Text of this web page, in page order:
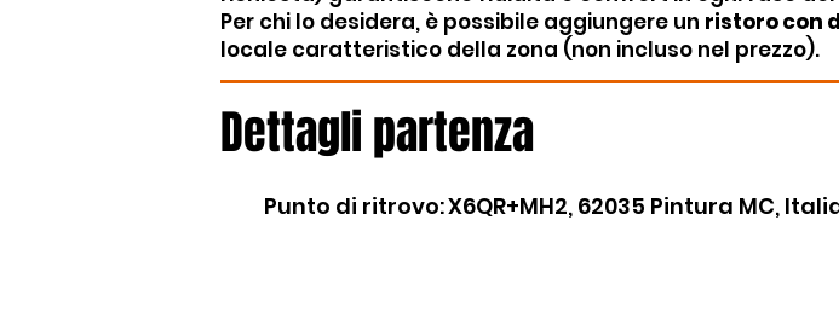
Per chi lo desidera, è possibile aggiungere un ristoro con
locale caratteristico della zona (non incluso nel prezzo).
Dettagli partenza
Punto di ritrovo:X6QR+MH2, 62035 Pintura MC,